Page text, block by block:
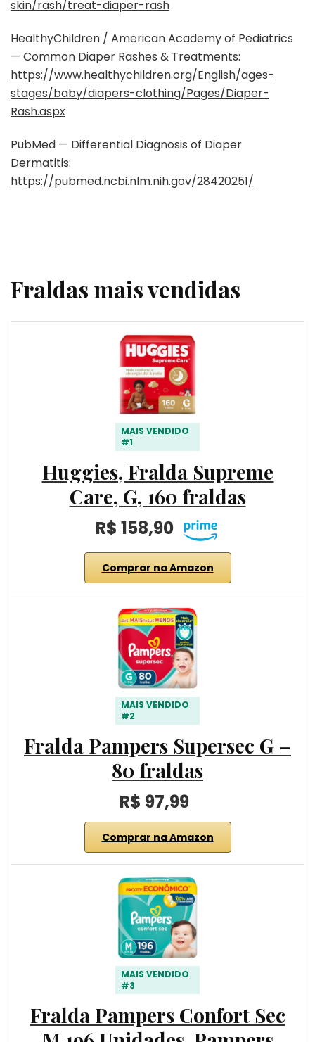
skin/rash/treat-diaper-rash
HealthyChildren / American Academy of Pediatrics
— Common Diaper Rashes & Treatments:
https://www.healthychildren.org/English/ages-
stages/baby/diapers-clothing/Pages/Diaper-
Rash.aspx
PubMed — Differential Diagnosis of Diaper
Dermatitis:
https://pubmed.ncbi.nlm.nih.gov/28420251/
Fraldas mais vendidas
MAIS VENDIDO
#1
Huggies, Fralda Supreme
Care, G, 160 fraldas
R$ 158,90
Comprar na Amazon
MAIS VENDIDO
#2
Fralda Pampers Supersec G –
80 fraldas
R$ 97,99
Comprar na Amazon
MAIS VENDIDO
#3
Fralda Pampers Confort Sec